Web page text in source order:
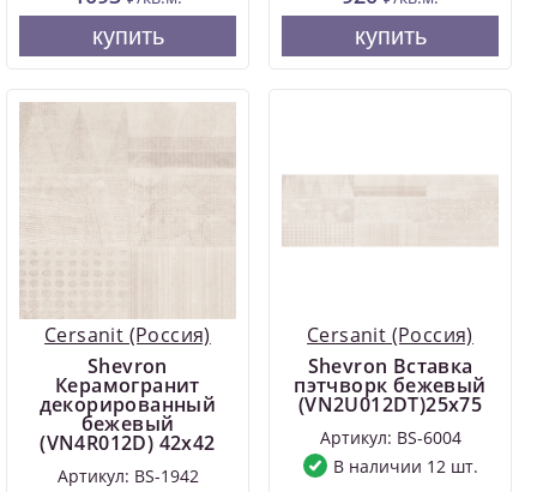
купить купить
Cersanit (Россия)
Shevron
Керамогранит
декорированный
бежевый
(VN4R012D) 42x42
Артикул: BS-1942
Cersanit (Россия)
Shevron Вставка
пэтчворк бежевый
(VN2U012DT)25x75
Артикул: BS-6004
В наличии 12 шт.